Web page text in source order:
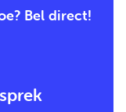
Bel direct!